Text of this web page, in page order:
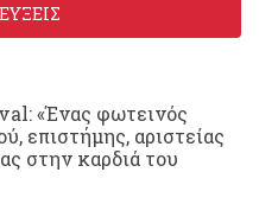
«Ένας φωτεινός
επιστήμης, αριστείας
στην καρδιά του